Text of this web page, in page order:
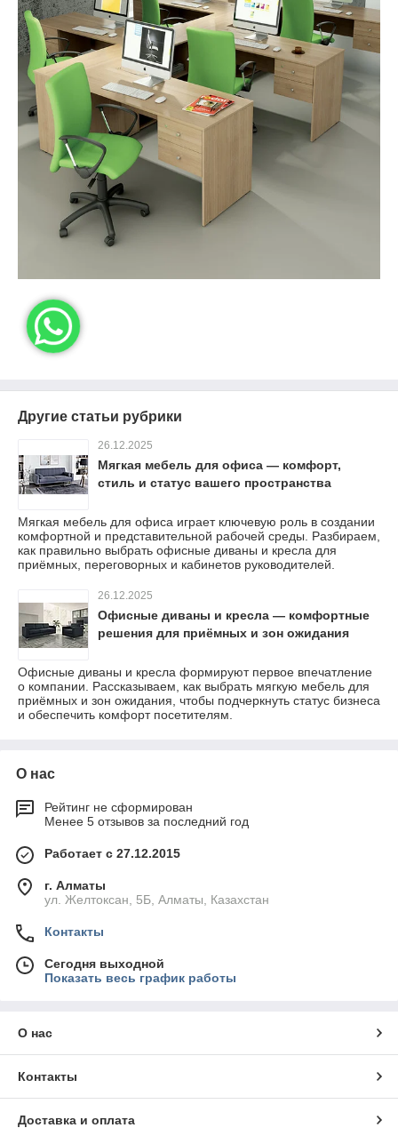
Другие статьи рубрики
26.12.2025
Мягкая мебель для офиса — комфорт,
стиль и статус вашего пространства
Мягкая мебель для офиса играет ключевую роль в создании
комфортной и представительной рабочей среды. Разбираем,
как правильно выбрать офисные диваны и кресла для
приёмных, переговорных и кабинетов руководителей.
26.12.2025
Офисные диваны и кресла — комфортные
решения для приёмных и зон ожидания
Офисные диваны и кресла формируют первое впечатление
о компании. Рассказываем, как выбрать мягкую мебель для
приёмных и зон ожидания, чтобы подчеркнуть статус бизнеса
и обеспечить комфорт посетителям.
О нас
Рейтинг не сформирован
Менее 5 отзывов за последний год
Работает с 27.12.2015
г. Алматы
ул. Желтоксан, 5Б, Алматы, Казахстан
Контакты
Сегодня выходной
Показать весь график работы
О нас
Контакты
Доставка и оплата